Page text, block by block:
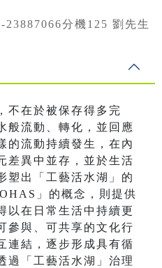
23887066分機125 劉先生
不在於被保存得多完
般流動、轉化，並回應
的流動持續發生，在內
差異中並存，並於生活
塑出「工藝活水湖」的
」的概念，則提供
以在日常生活中持續更
參與、可共享的文化行
連結，逐步形成具有循
過「工藝活水湖」治理